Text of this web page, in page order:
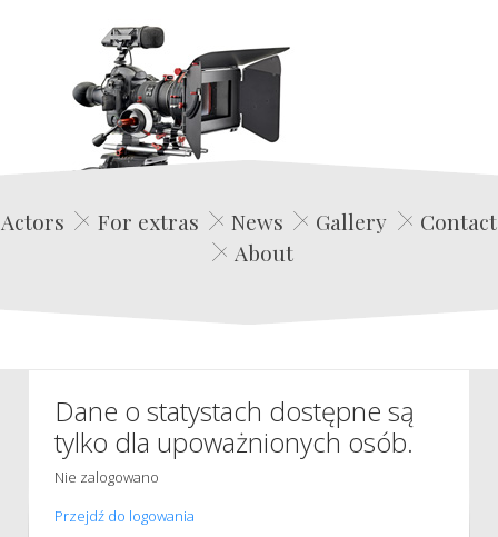
Edwin Film Agencja Aktorska
Actors For extras News Gallery
Contact
About
Dane o statystach dostępne są
tylko dla upoważnionych osób.
Nie zalogowano
Przejdź do logowania